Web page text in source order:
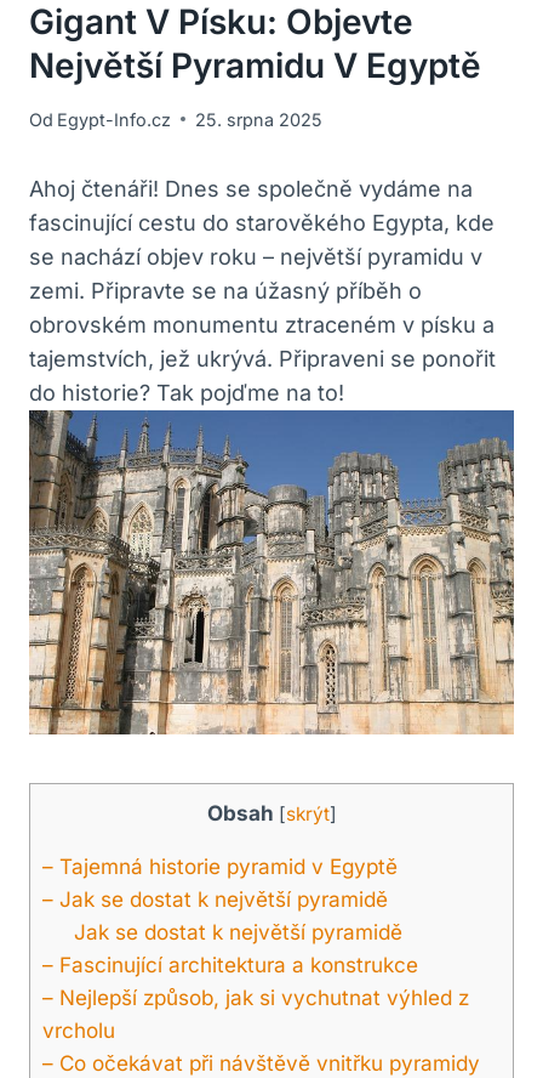
Gigant V Písku: Objevte
Největší Pyramidu V Egyptě
Od Egypt-Info.cz 25. srpna 2025
Ahoj čtenáři! Dnes se společně vydáme na
fascinující cestu do starověkého Egypta, kde
se nachází objev roku – největší pyramidu v
zemi. Připravte se na úžasný příběh o
obrovském monumentu ztraceném v písku a
tajemstvích, jež ukrývá. Připraveni se ponořit
do historie? Tak pojďme na to!
Obsah [skrýt]
– Tajemná historie pyramid v Egyptě
– Jak se dostat k největší pyramidě
Jak se dostat k největší pyramidě
– Fascinující architektura a konstrukce
– Nejlepší způsob, jak si vychutnat výhled z
vrcholu
– Co očekávat při návštěvě vnitřku pyramidy